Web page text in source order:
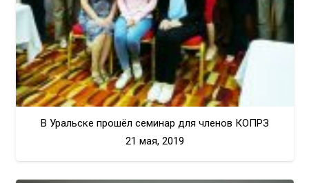
В Уральске прошёл семинар для членов КОПРЗ
21 мая, 2019